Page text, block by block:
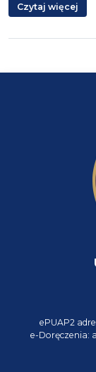
Czytaj więcej
ePUAP2
e-Doręczenia: